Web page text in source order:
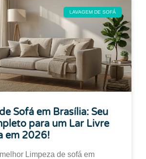
LAVAGEM DE SOFÁ
Sofá em Brasília: Seu
para um Lar Livre
em 2026!
Limpeza de sofá em